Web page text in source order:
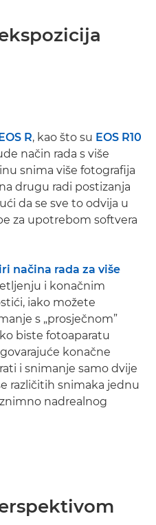
R, kao što su EOS R10
način rada s više
snima više fotografija
drugu radi postizanja
da se sve to odvija u
za upotrebom softvera
načina rada za više
i konačnim
iako možete
s „prosječnom”
biste fotoaparatu
konačne
i snimanje samo dvije
različitih snimaka jednu
nadrealnog